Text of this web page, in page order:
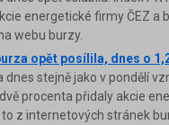
energetické firmy ČEZ a
webu burzy.
opět posílila, dnes o
dnes stejně jako v pondělí
procenta přidaly akcie
z internetových stránek